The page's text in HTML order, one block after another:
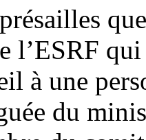
l’ESRF qui
à une
du